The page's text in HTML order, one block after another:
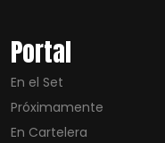
Portal
En el Set
Próximamente
En Cartelera